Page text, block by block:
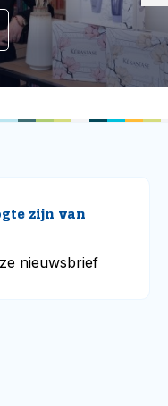
zijn van
nieuwsbrief